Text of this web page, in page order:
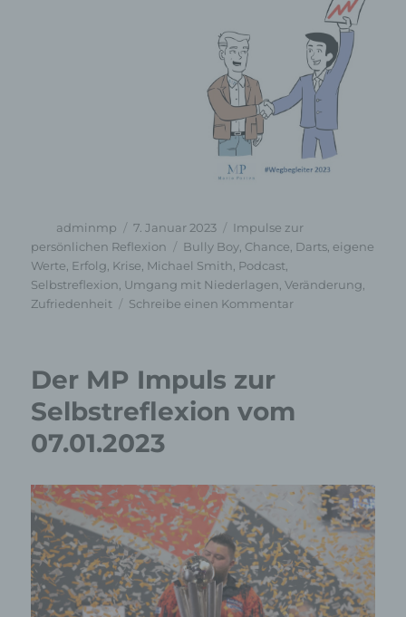
Autor
adminmp
Veröffentlicht
am
7. Januar 2023 Kategorien
Impulse zur
persönlichen Reflexion
Schlagwörter
Bully Boy, Chance, Darts, eigene
Werte, Erfolg, Krise, Michael Smith, Podcast,
Selbstreflexion, Umgang mit Niederlagen,Veränderung,
Zufriedenheit
Schreibe einen Kommentarzu
zur
Der MP Impuls zur
Selbstreflexion vom
07.01.2023